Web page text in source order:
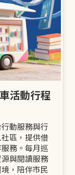
活動行程
動服務與行
區，提供借
務。每月巡
與閱讀服務
，陪伴市民